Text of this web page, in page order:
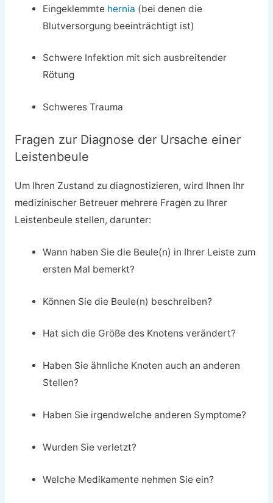
Eingeklemmte hernia (bei denen die
Blutversorgung beeinträchtigt ist)
Schwere Infektion mit sich ausbreitender
Rötung
Schweres Trauma
Fragen zur Diagnose der Ursache einer
Leistenbeule
Um Ihren Zustand zu diagnostizieren, wird Ihnen Ihr
medizinischer Betreuer mehrere Fragen zu Ihrer
Leistenbeule stellen, darunter:
Wann haben Sie die Beule(n) in Ihrer Leiste zum
ersten Mal bemerkt?
Können Sie die Beule(n) beschreiben?
Hat sich die Größe des Knotens verändert?
Haben Sie ähnliche Knoten auch an anderen
Stellen?
Haben Sie irgendwelche anderen Symptome?
Wurden Sie verletzt?
Welche Medikamente nehmen Sie ein?